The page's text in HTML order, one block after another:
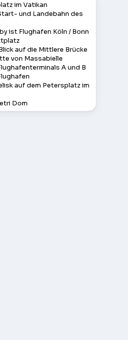
im Vatikan
und Landebahn des
ist Flughafen Köln / Bonn
auf die Mittlere Brücke
von Massabielle
A und B
auf dem Petersplatz im
Dom